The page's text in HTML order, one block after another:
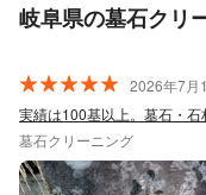
岐阜県の墓石クリ
2026年7月
実績は100基以上。墓石・石
墓石クリーニング